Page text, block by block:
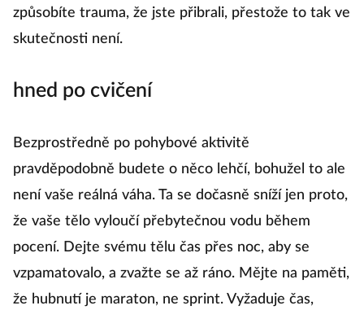
způsobíte trauma, že jste přibrali, přestože to tak ve
skutečnosti není.
hned po cvičení
Bezprostředně po pohybové aktivitě
pravděpodobně budete o něco lehčí, bohužel to ale
není vaše reálná váha. Ta se dočasně sníží jen proto,
že vaše tělo vyloučí přebytečnou vodu během
pocení. Dejte svému tělu čas přes noc, aby se
vzpamatovalo, a zvažte se až ráno. Mějte na paměti,
že hubnutí je maraton, ne sprint. Vyžaduje čas,